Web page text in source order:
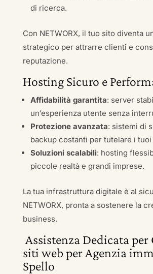
di ricerca.
Con NETWORX, il tuo sito diventa
strategico per attrarre clienti e
reputazione.
Hosting Sicuro e
Affidabilità garantita: server
un’esperienza utente senza
Protezione avanzata: sistemi di
backup costanti per tutelare i tuoi
Soluzioni scalabili: hosting
piccole realtà e grandi imprese.
La tua infrastruttura digitale è al
NETWORX, pronta a sostenere la
business.
Assistenza Dedicata per
siti web per Agenzia
Spello